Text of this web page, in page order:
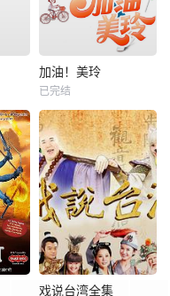
加油！美玲
已完结
戏说台湾全集